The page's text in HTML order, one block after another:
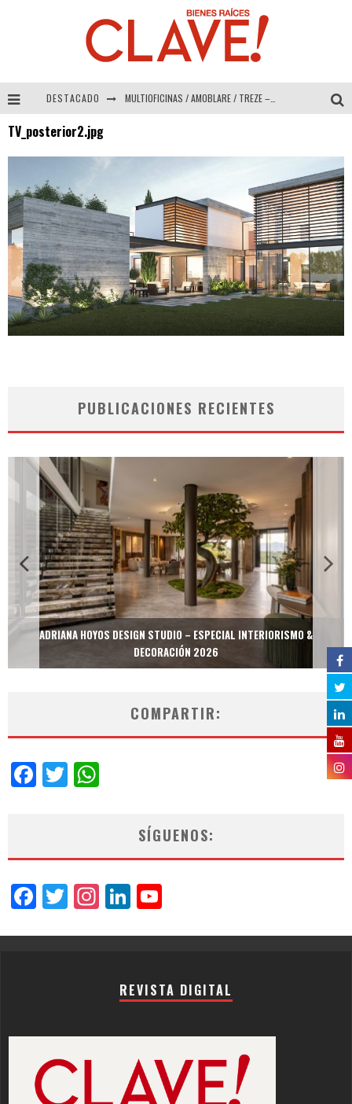
DESTACADO MULTIOFICINAS / AMOBLARE / TREZE – Especial Interiorismo & Decoración 2026
COLINEAL – Especial Interiorismo & Decoración 2026
ADRIANA HOYOS DESIGN STUDIO – Especial Interiorismo & Decoración 2026
TV_posterior2.jpg
PUBLICACIONES RECIENTES
ADRIANA HOYOS DESIGN STUDIO – ESPECIAL INTERIORISMO &
DECORACIÓN 2026
COMPARTIR:
Facebook
Twitter
SÍGUENOS:
Facebook
Twitter
Instagram
LinkedIn
REVISTA DIGITAL